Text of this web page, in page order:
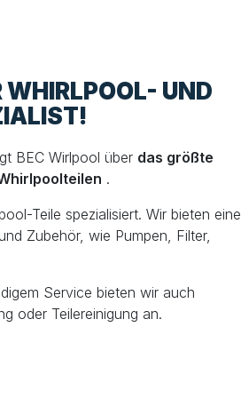
WHIRLPOOL- UND
BEC Wirlpool über das größte
.
Teile spezialisiert. Wir bieten eine
Zubehör, wie Pumpen, Filter,
Service bieten wir auch
oder Teilereinigung an.